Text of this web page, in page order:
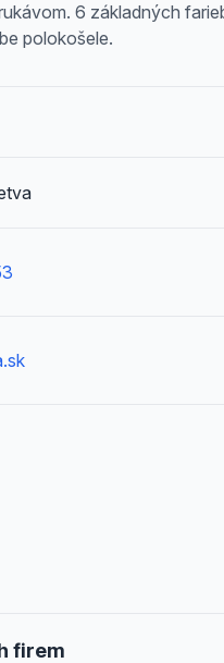
6 základných
polokošele.
firem